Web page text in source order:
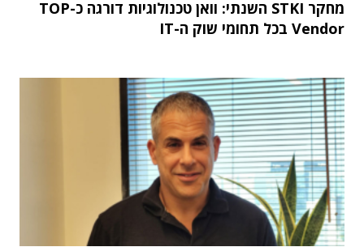
מחקר STKI השנתי: וואן טכנולוגיות דורגה כ-TOP
Vendor בכל תחומי שוק ה-IT